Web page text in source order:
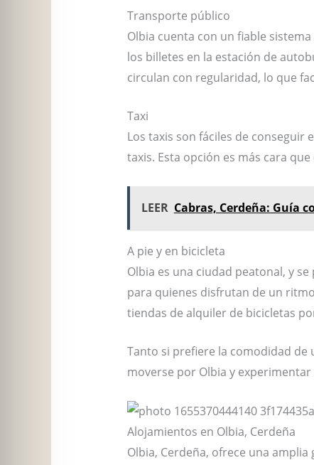
Transporte público
Olbia cuenta con un fiable
los billetes en la estación de
circulan con regularidad, lo que
Taxi
Los taxis son fáciles de conseguir
taxis. Esta opción es más cara
LEER Cabras, Cerdeña: Guía
A pie y en bicicleta
Olbia es una ciudad peatonal, y
para quienes disfrutan de un
tiendas de alquiler de bicicletas
Tanto si prefiere la comodidad
moverse por Olbia y
Alojamientos en Olbia, Cerdeña
Olbia, Cerdeña, ofrece una